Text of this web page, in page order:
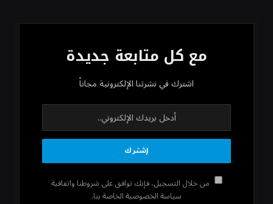
مع كل متابعة جديدة
اشترك في نشرتنا الإلكترونية مجاناً
من خلال التسجيل، فإنك توافق على شروطنا واتفاقية
سياسة الخصوصية الخاصة بنا.